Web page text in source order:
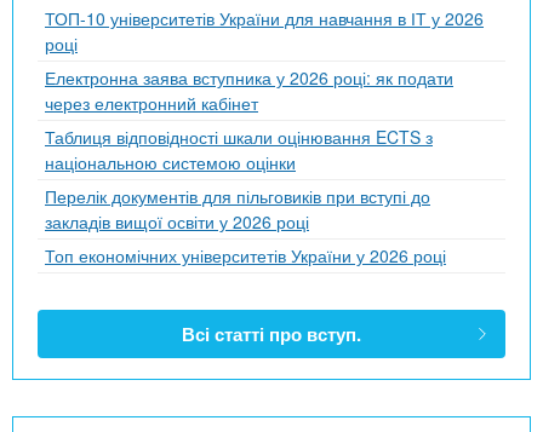
ТОП-10 університетів України для навчання в ІТ у 2026
році
Електронна заява вступника у 2026 році: як подати
через електронний кабінет
Таблиця відповідності шкали оцінювання ECTS з
національною системою оцінки
Перелік документів для пільговиків при вступі до
закладів вищої освіти у 2026 році
Топ економічних університетів України у 2026 році
Всі статті про вступ.